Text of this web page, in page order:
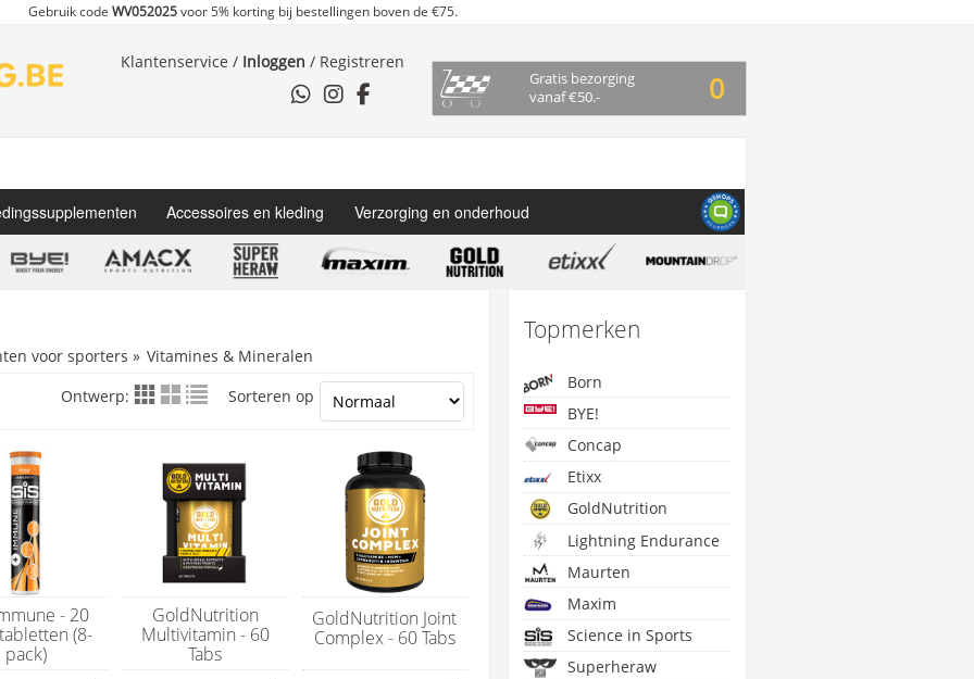
Gebruik codeWV052025voor 5% korting bij bestellingen boven de €75.
Klantenservice / Inloggen / Registreren
Gratis bezorging
vanaf €50.-
0
Accessoires en kleding Verzorging en onderhoud
voor sporters » Vitamines & Mineralen
Sorteren op
Ontwerp:
- 20
(8-
pack)
GoldNutrition
Multivitamin - 60
Tabs
GoldNutrition Joint
Complex - 60 Tabs
Topmerken
Born
BYE!
Concap
Etixx
GoldNutrition
Lightning Endurance
Maurten
Maxim
Science in Sports
Superheraw